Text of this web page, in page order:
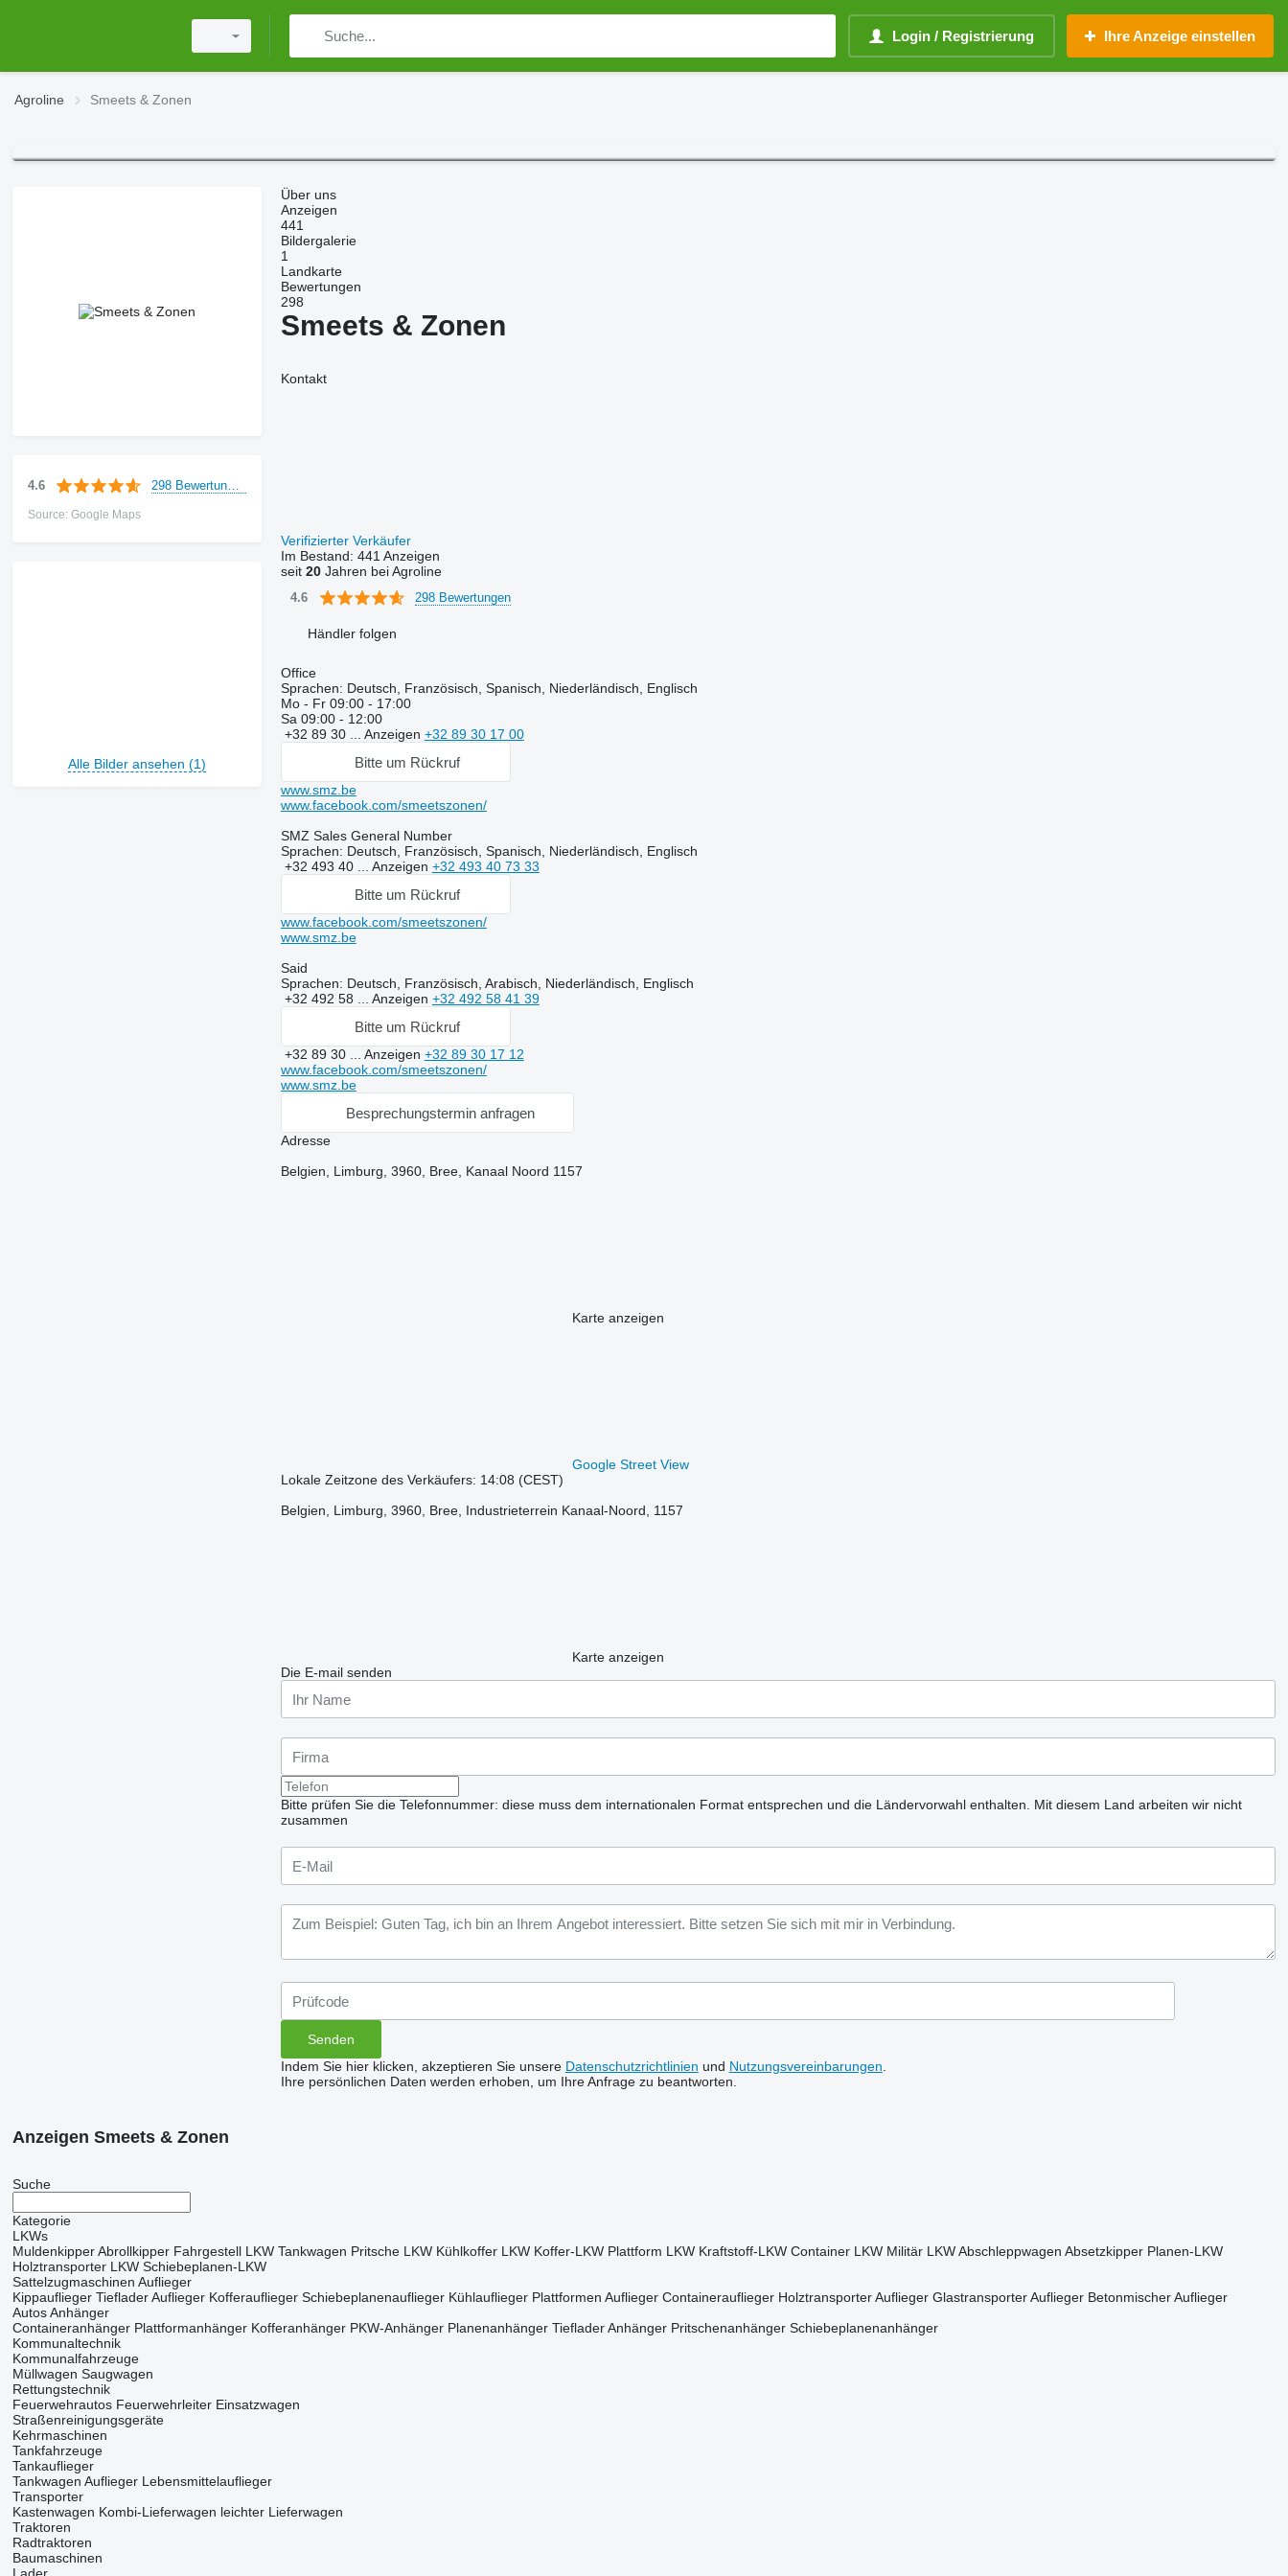
Login / Registrierung Ihre Anzeige einstellen
Agroline Smeets & Zonen
4.6
Source: Google Maps
Alle Bilder ansehen (1)
Über uns
Anzeigen
441
Bildergalerie
1
Landkarte
Bewertungen
298
Smeets & Zonen
Kontakt
Verifizierter Verkäufer
Im Bestand: 441 Anzeigen
seit 20Jahren bei Agroline
4.6 298 Bewertungen
Händler folgen
Office
Sprachen: Deutsch, Französisch, Spanisch, Niederländisch, Englisch
Mo - Fr 09:00 - 17:00
Sa 09:00 - 12:00
+32 89 30 ... Anzeigen +32 89 30 17 00
Bitte um Rückruf
www.smz.be
www.facebook.com/smeetszonen/
SMZ Sales General Number
Sprachen: Deutsch, Französisch, Spanisch, Niederländisch, Englisch
+32 493 40 ... Anzeigen +32 493 40 73 33
Bitte um Rückruf
www.facebook.com/smeetszonen/
www.smz.be
Said
Sprachen: Deutsch, Französisch, Arabisch, Niederländisch, Englisch
+32 492 58 ... Anzeigen +32 492 58 41 39
Bitte um Rückruf
+32 89 30 ... Anzeigen +32 89 30 17 12
www.facebook.com/smeetszonen/
www.smz.be
Besprechungstermin anfragen
Adresse
Belgien, Limburg, 3960, Bree, Kanaal Noord 1157
Karte anzeigen
Google Street View
Lokale Zeitzone des Verkäufers: 14:08 (CEST)
Belgien, Limburg, 3960, Bree, Industrieterrein Kanaal-Noord, 1157
Karte anzeigen
Die E-mail senden
Bitte prüfen Sie die Telefonnummer: diese muss dem internationalen Format entsprechen und die Ländervorwahl enthalten.
Mit diesem Land arbeiten wir nicht
zusammen
Indem Sie hier klicken, akzeptieren Sie unsere Datenschutzrichtlinien und Nutzungsvereinbarungen
Ihre persönlichen Daten werden erhoben, um Ihre Anfrage zu beantworten.
Anzeigen Smeets & Zonen
Suche
Kategorie
LKWs
Muldenkipper Abrollkipper Fahrgestell LKW Tankwagen Pritsche LKW Kühlkoffer LKW Koffer-LKW Plattform LKW Kraftstoff-LKW Container LKW Militär LKW Abschleppwagen Absetzkipper Planen-LKW
Holztransporter LKW Schiebeplanen-LKW
Sattelzugmaschinen Auflieger
Kippauflieger Tieflader Auflieger Kofferauflieger Schiebeplanenauflieger Kühlauflieger Plattformen Auflieger Containerauflieger Holztransporter Auflieger Glastransporter Auflieger Betonmischer Auflieger
Autos Anhänger
Containeranhänger Plattformanhänger Kofferanhänger PKW-Anhänger Planenanhänger Tieflader Anhänger Pritschenanhänger Schiebeplanenanhänger
Kommunaltechnik
Kommunalfahrzeuge
Müllwagen Saugwagen
Rettungstechnik
Feuerwehrautos Feuerwehrleiter Einsatzwagen
Straßenreinigungsgeräte
Kehrmaschinen
Tankfahrzeuge
Tankauflieger
Tankwagen Auflieger Lebensmittelauflieger
Transporter
Kastenwagen Kombi-Lieferwagen leichter Lieferwagen
Traktoren
Radtraktoren
Baumaschinen